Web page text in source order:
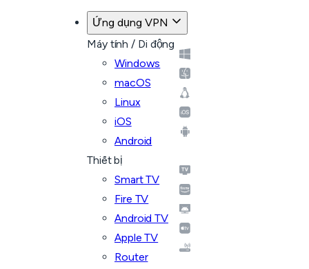
Ứng dụng VPN
Máy tính / Di động
Windows
macOS
Linux
iOS
Android
Thiết bị
Smart TV
Fire TV
Android TV
Apple TV
Router